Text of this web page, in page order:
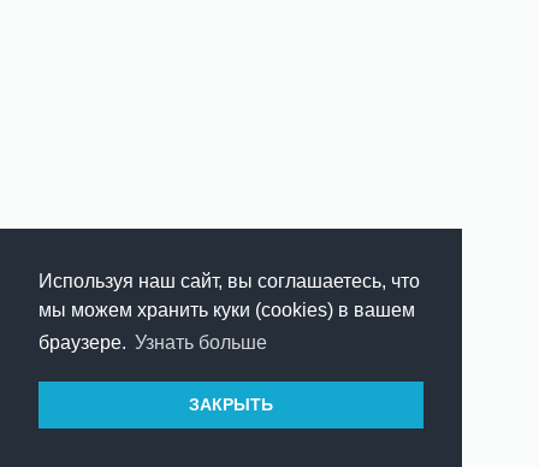
Используя наш сайт, вы соглашаетесь, что
мы можем хранить куки (cookies) в вашем
браузере. Узнать больше
ЗАКРЫТЬ